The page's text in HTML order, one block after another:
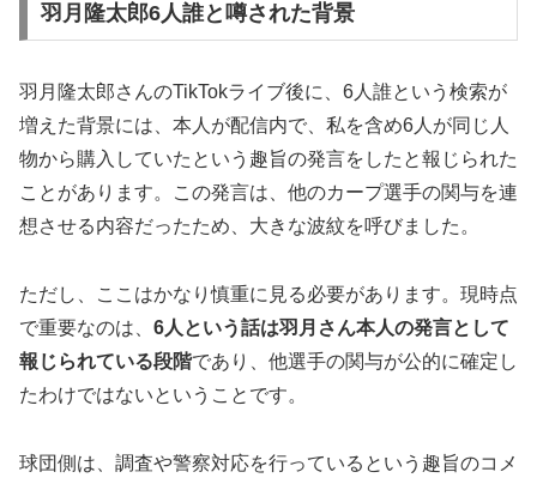
羽月隆太郎6人誰と噂された背景
羽月隆太郎さんのTikTokライブ後に、6人誰という検索が
増えた背景には、本人が配信内で、私を含め6人が同じ人
物から購入していたという趣旨の発言をしたと報じられた
ことがあります。この発言は、他のカープ選手の関与を連
想させる内容だったため、大きな波紋を呼びました。
ただし、ここはかなり慎重に見る必要があります。現時点
で重要なのは、 6人という話は羽月さん本人の発言として
報じられている段階であり、他選手の関与が公的に確定し
たわけではないということです。
球団側は、調査や警察対応を行っているという趣旨のコメ